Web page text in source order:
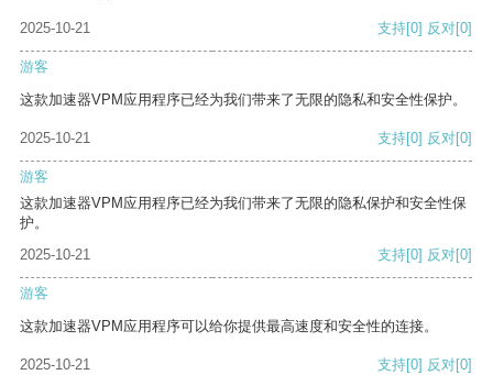
2025-10-21 支持[0] 反对[0]
游客
这款加速器VPM应用程序已经为我们带来了无限的隐私和安全性保护。
2025-10-21 支持[0] 反对[0]
游客
这款加速器VPM应用程序已经为我们带来了无限的隐私保护和安全性保
护。
2025-10-21
支持[0] 反对[0]
游客
这款加速器VPM应用程序可以给你提供最高速度和安全性的连接。
2025-10-21 支持[0] 反对[0]